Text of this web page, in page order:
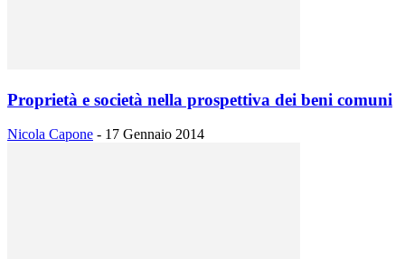
Proprietà e società nella prospettiva dei beni comuni
Nicola Capone - 17 Gennaio 2014